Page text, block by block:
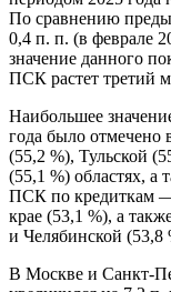
По сравнению
0,4 п. п. (в феврале
значение данного
ПСК растет третий
Наибольшее
года было отмечено
(55,2 %), Тульской
(55,1 %) областях,
ПСК по кредиткам —
крае (53,1 %), а
и Челябинской (53,8
В Москве и Санкт-